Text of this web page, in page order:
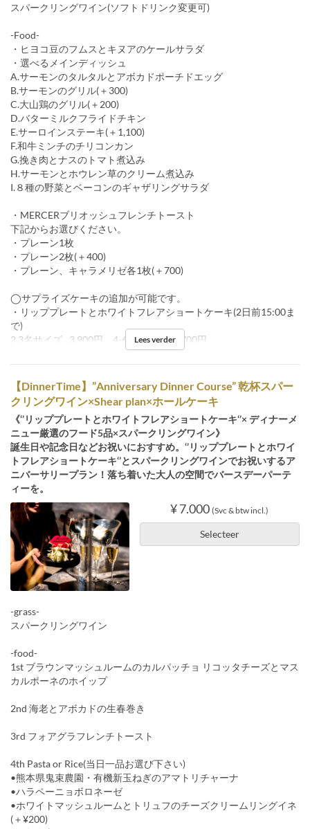
スパークリングワイン(ソフトドリンク変更可)
-Food-
・ヒヨコ豆のフムスとキヌアのケールサラダ
・選べるメインディッシュ
A.サーモンのタルタルとアボカドポーチドエッグ
B.サーモンのグリル(＋300)
C.大山鶏のグリル(＋200)
D.バターミルクフライドチキン
E.サーロインステーキ(＋1,100)
F.和牛ミンチのチリコンカン
G.挽き肉とナスのトマト煮込み
H.サーモンとホウレン草のクリーム煮込み
I.８種の野菜とベーコンのギャザリングサラダ
・MERCERブリオッシュフレンチトースト
下記からお選びください。
・プレーン1枚
・プレーン2枚(＋400)
・プレーン、キャラメリゼ各1枚(＋700)
◯サプライズケーキの追加が可能です。
・リッププレートとホワイトフレアショートケーキ(2日前15:00ま
で)
2,3名サイズ…3,900円、4-6名サイズ…4,700円
Lees verder
【DinnerTime】”Anniversary Dinner Course” 乾杯スパー
クリングワイン×Shear plan×ホールケーキ
《‘’リッププレートとホワイトフレアショートケーキ‘’× ディナーメ
ニュー厳選のフード5品×スパークリングワイン》
誕生日や記念日などお祝いにおすすめ。‘’リッププレートとホワイ
トフレアショートケーキ‘’とスパークリングワインでお祝いするア
ニバーサリープラン！落ち着いた大人の空間でバースデーパーテ
ィーを。
¥ 7.000 (Svc & btw incl.)
Selecteer
-grass-
スパークリングワイン
-food-
1st ブラウンマッシュルームのカルパッチョ リコッタチーズとマス
カルポーネのホイップ
2nd 海老とアボカドの生春巻き
3rd フォアグラフレンチトースト
4th Pasta or Rice(当日一品お選び下さい)
•熊本県鬼束農園・有機新玉ねぎのアマトリチャーナ
•ハラペーニョボロネーゼ
•ホワイトマッシュルームとトリュフのチーズクリームリングイネ
(＋¥200)